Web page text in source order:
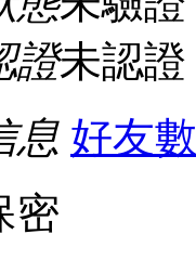
證未認證
息 好友
密